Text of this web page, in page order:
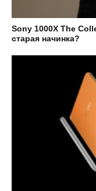
Sony 1000X The
старая начинка?